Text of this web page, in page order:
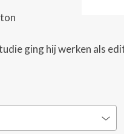
ging hij werken als